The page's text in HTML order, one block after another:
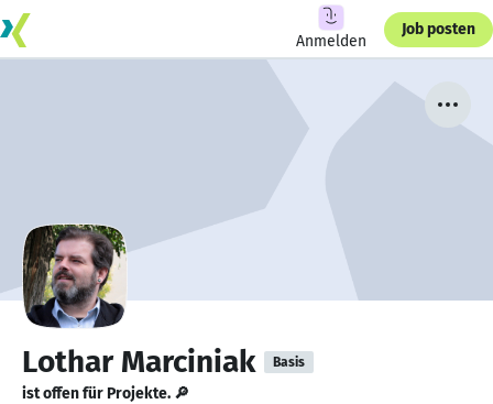
Anmelden
Job posten
Lothar Marciniak Basis
ist offen für Projekte. 🔎